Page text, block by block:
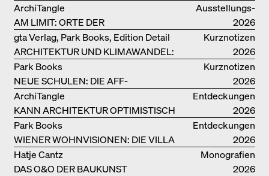
Ausstellungs­
kataloge
AM LIMIT: ORTE DER
LEBENSMITTELPRODUKTION
ArchiTangle
2026
Kurznotizen
ARCHITEKTUR UND KLIMAWANDEL:
WEITERE BUCHEMPFEHLUNGEN
gta Verlag, Park Books, Edition Detail
2026
Kurznotizen
NEUE SCHULEN: DIE AFF-
MONOGRAFIE
Park Books
2026
Entdeckungen
KANN ARCHITEKTUR OPTIMISTISCH
SEIN?
ArchiTangle
2026
Entdeckungen
WIENER WOHNVISIONEN: DIE VILLA
REZEK
Park Books
2026
Monografien
DAS O&O DER BAUKUNST
Hatje Cantz
2026